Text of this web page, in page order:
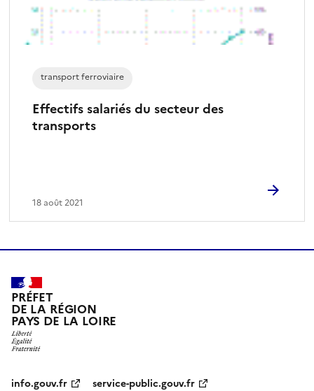
Effectifs salariés du secteur des
transports
transport ferroviaire
18 août 2021
PRÉFET
DE LA RÉGION
PAYS DE LA LOIRE
info.gouv.fr service-public.gouv.fr